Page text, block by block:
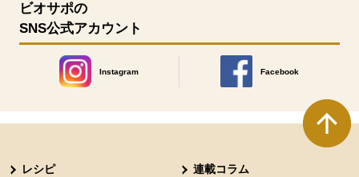
ビオサポの
SNS公式アカウント
Instagram
別のウィンドウで開きます。
Facebook
別のウィンドウで開きます
レシピ 連載コラム